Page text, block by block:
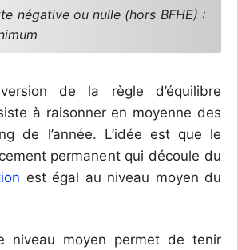
négative ou nulle (hors BFHE) :
de la règle d’équilibre
à raisonner en moyenne des
de l’année. L’idée est que le
permanent qui découle du
est égal au niveau moyen du
niveau moyen permet de tenir